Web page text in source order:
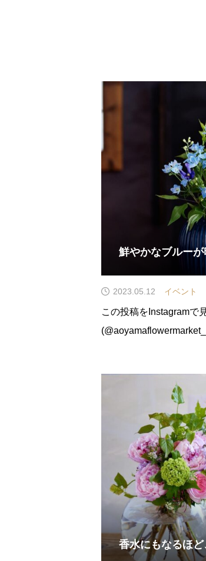
鮮やかなブルー
2023.05.12 イベント
この投稿をInstagramで見る フラワースクール ハ
香水にもなるほ